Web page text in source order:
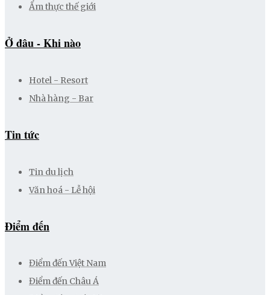
Ẩm thực thế giới
Ở đâu - Khi nào
Hotel - Resort
Nhà hàng - Bar
Tin tức
Tin du lịch
Văn hoá - Lễ hội
Điểm đến
Điểm đến Việt Nam
Điểm đến Châu Á